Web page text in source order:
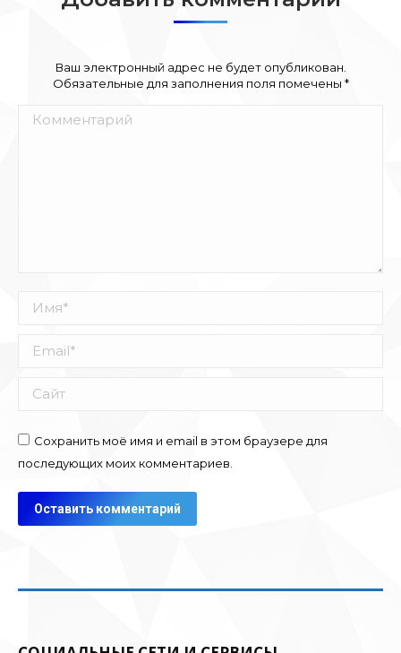
Ваш электронный адрес не будет опубликован.
Обязательные для заполнения поля помечены *
Комментарий
Имя *
Email *
Сайт
Сохранить моё имя и email в этом браузере для
последующих моих комментариев.
Оставить комментарий